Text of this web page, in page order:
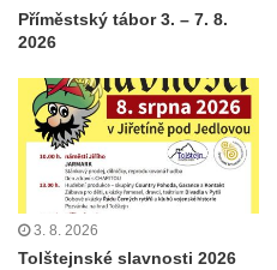
Příměstský tábor 3. – 7. 8.
2026
3. 8. 2026
Tolštejnské slavnosti 2026